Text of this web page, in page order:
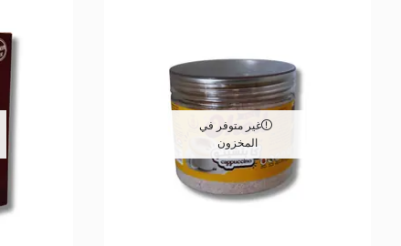
غير متوفر في
المخزون